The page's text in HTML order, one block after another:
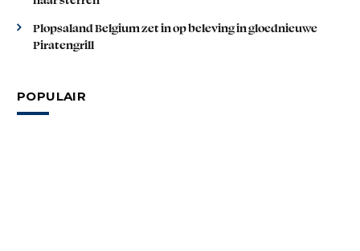
Plopsaland Belgium zet in op beleving in gloednieuwe
Piratengrill
POPULAIR